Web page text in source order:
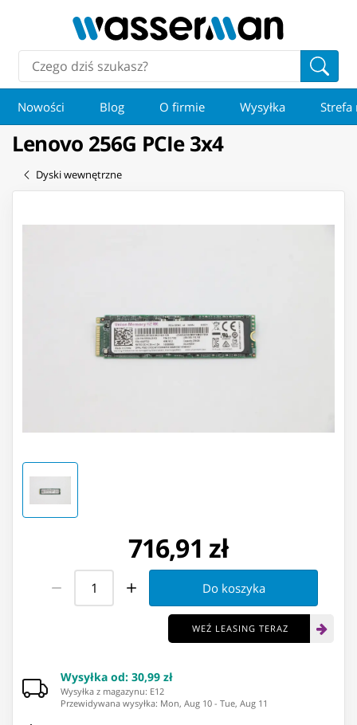
Nowości Blog O firmie Wysyłka Strefa
Lenovo 256G PCIe 3x4
Dyski wewnętrzne
716,91 zł
Do koszyka
WEŹ LEASING TERAZ
Wysyłka od: 30,99 zł
Wysyłka z magazynu: ⁨E12⁩
Przewidywana wysyłka: Mon, Aug 10 - Tue, Aug 11